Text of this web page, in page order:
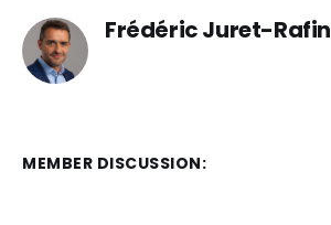
Frédéric Juret-Rafin
MEMBER DISCUSSION: